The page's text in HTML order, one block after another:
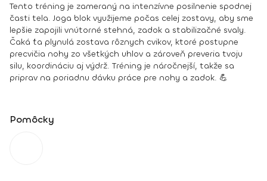
Tento tréning je zameraný na intenzívne posilnenie spodnej
časti tela. Joga blok využijeme počas celej zostavy, aby sme
lepšie zapojili vnútorné stehná, zadok a stabilizačné svaly.
Čaká ťa plynulá zostava rôznych cvikov, ktoré postupne
precvičia nohy zo všetkých uhlov a zároveň preveria tvoju
silu, koordináciu aj výdrž. Tréning je náročnejší, takže sa
priprav na poriadnu dávku práce pre nohy a zadok. 💪
Pomôcky